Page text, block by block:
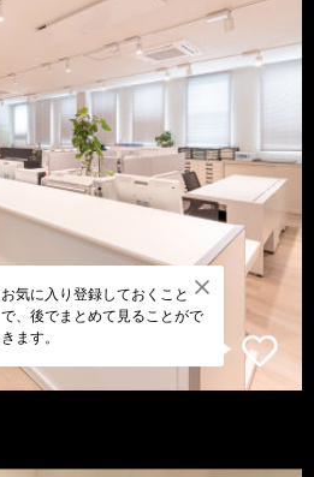
お気に入り登録しておくこと
で、後でまとめて見ることがで
きます。